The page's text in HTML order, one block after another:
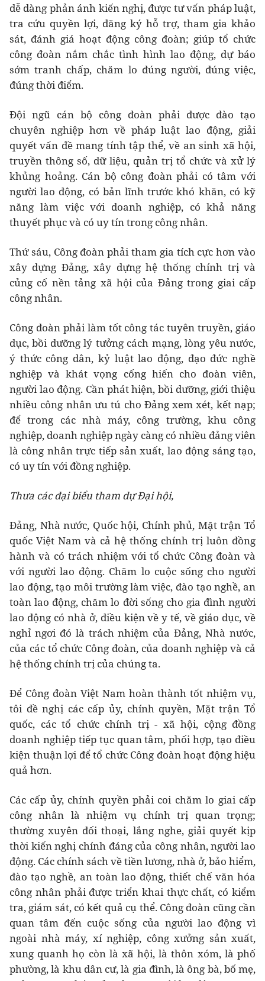
dễ dàng phản ánh kiến nghị, được tư vấn pháp luật,
tra cứu quyền lợi, đăng ký hỗ trợ, tham gia khảo
sát, đánh giá hoạt động công đoàn; giúp tổ chức
công đoàn nắm chắc tình hình lao động, dự báo
sớm tranh chấp, chăm lo đúng người, đúng việc,
đúng thời điểm.
Đội ngũ cán bộ công đoàn phải được đào tạo
chuyên nghiệp hơn về pháp luật lao động, giải
quyết vấn đề mang tính tập thể, về an sinh xã hội,
truyền thông số, dữ liệu, quản trị tổ chức và xử lý
khủng hoảng. Cán bộ công đoàn phải có tâm với
người lao động, có bản lĩnh trước khó khăn, có kỹ
năng làm việc với doanh nghiệp, có khả năng
thuyết phục và có uy tín trong công nhân.
Thứ sáu, Công đoàn phải tham gia tích cực hơn vào
xây dựng Đảng, xây dựng hệ thống chính trị và
củng cố nền tảng xã hội của Đảng trong giai cấp
công nhân.
Công đoàn phải làm tốt công tác tuyên truyền, giáo
dục, bồi dưỡng lý tưởng cách mạng, lòng yêu nước,
ý thức công dân, kỷ luật lao động, đạo đức nghề
nghiệp và khát vọng cống hiến cho đoàn viên,
người lao động. Cần phát hiện, bồi dưỡng, giới thiệu
nhiều công nhân ưu tú cho Đảng xem xét, kết nạp;
để trong các nhà máy, công trường, khu công
nghiệp, doanh nghiệp ngày càng có nhiều đảng viên
là công nhân trực tiếp sản xuất, lao động sáng tạo,
có uy tín với đồng nghiệp.
Thưa các đại biểu tham dự Đại hội,
Đảng, Nhà nước, Quốc hội, Chính phủ, Mặt trận Tổ
quốc Việt Nam và cả hệ thống chính trị luôn đồng
hành và có trách nhiệm với tổ chức Công đoàn và
với người lao động. Chăm lo cuộc sống cho người
lao động, tạo môi trường làm việc, đào tạo nghề, an
toàn lao động, chăm lo đời sống cho gia đình người
lao động có nhà ở, điều kiện về y tế, về giáo dục, về
nghỉ ngơi đó là trách nhiệm của Đảng, Nhà nước,
của các tổ chức Công đoàn, của doanh nghiệp và cả
hệ thống chính trị của chúng ta.
Để Công đoàn Việt Nam hoàn thành tốt nhiệm vụ,
tôi đề nghị các cấp ủy, chính quyền, Mặt trận Tổ
quốc, các tổ chức chính trị - xã hội, cộng đồng
doanh nghiệp tiếp tục quan tâm, phối hợp, tạo điều
kiện thuận lợi để tổ chức Công đoàn hoạt động hiệu
quả hơn.
Các cấp ủy, chính quyền phải coi chăm lo giai cấp
công nhân là nhiệm vụ chính trị quan trọng;
thường xuyên đối thoại, lắng nghe, giải quyết kịp
thời kiến nghị chính đáng của công nhân, người lao
động. Các chính sách về tiền lương, nhà ở, bảo hiểm,
đào tạo nghề, an toàn lao động, thiết chế văn hóa
công nhân phải được triển khai thực chất, có kiểm
tra, giám sát, có kết quả cụ thể. Công đoàn cũng cần
quan tâm đến cuộc sống của người lao động vì
ngoài nhà máy, xí nghiệp, công xưởng sản xuất,
xung quanh họ còn là xã hội, là thôn xóm, là phố
phường, là khu dân cư, là gia đình, là ông bà, bố mẹ,